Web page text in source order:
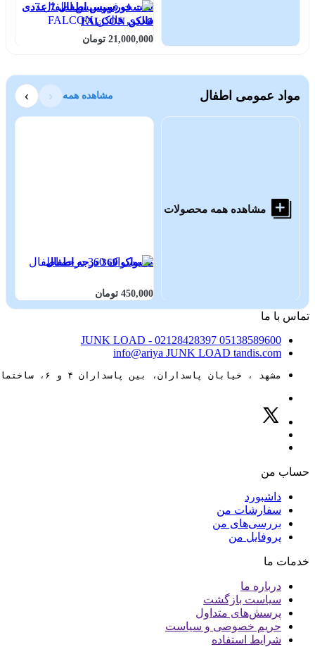
ست فورسپس اطفال 7 عددی
فالکن FALCON
21,000,000 تومان
مواد عمومی اطفال مشاهده همه ‹
›
مشاهده همه محصولات
مسواک 360 درجه اطفال
450,000 تومان
تماس با ما
05138589600
JUNK LOAD - 02128428397
info@ariya JUNK LOAD tandis.com
مشهد ، خیابان پاسداران، بین پاسداران ۴ و ۶، ساختمان ۸۸
حساب من
داشبورد
سفارشات من
بررسی‌های من
پروفایل من
خدمات ما
درباره ما
سیاست بازگشت
پرسش‌های متداول
حریم خصوصی و سیاست
شرایط استفاده